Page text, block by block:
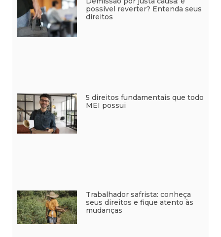
possível reverter? Entenda seus
direitos
5 direitos fundamentais que todo
MEI possui
Trabalhador safrista: conheça
seus direitos e fique atento às
mudanças